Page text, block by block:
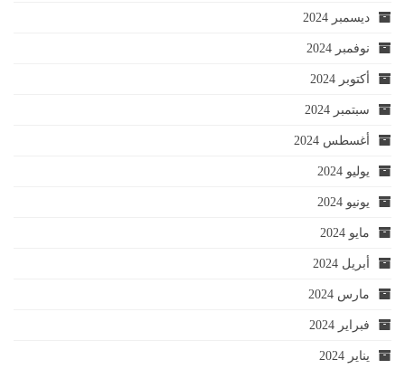
ديسمبر 2024
نوفمبر 2024
أكتوبر 2024
سبتمبر 2024
أغسطس 2024
يوليو 2024
يونيو 2024
مايو 2024
أبريل 2024
مارس 2024
فبراير 2024
يناير 2024